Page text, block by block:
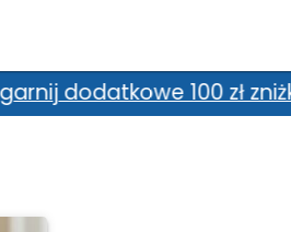
zł zniżki! *Promocja